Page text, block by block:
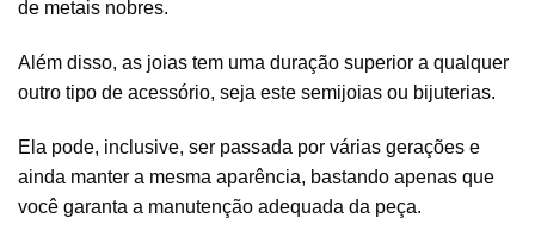
de metais nobres.
Além disso, as joias tem uma duração superior a qualquer
outro tipo de acessório, seja este semijoias ou bijuterias.
Ela pode, inclusive, ser passada por várias gerações e
ainda manter a mesma aparência, bastando apenas que
você garanta a manutenção adequada da peça.